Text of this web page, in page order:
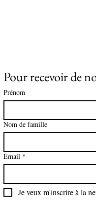
Pour recevoir de
Prénom
Nom de famille
Email *
Je veux m'inscrire à la